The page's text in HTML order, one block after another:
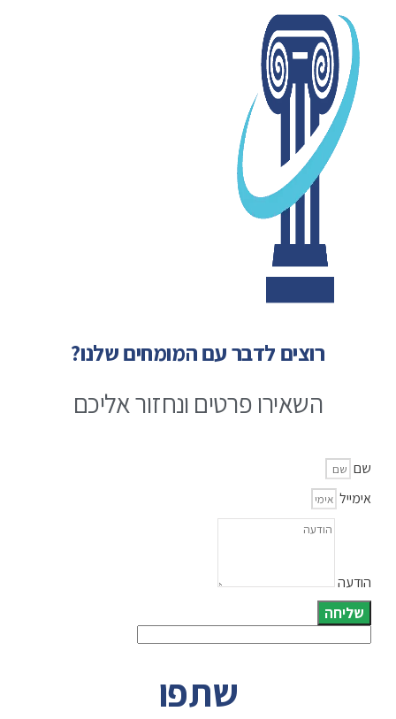
רוצים לדבר עם המומחים שלנו?
השאירו פרטים ונחזור אליכם
שם
אימייל
הודעה
שליחה
שתפו